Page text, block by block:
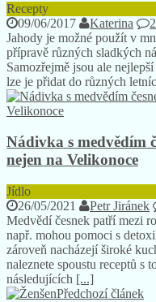
Recepty
09/06/2017
Katerina
2
Jahody je možné použít v
přípravě různých sladkých
Samozřejmě jsou ale
lze je přidat do různých
Nádivka s medvědím
nejen na Velikonoce
Jídlo
26/05/2021
Petr Jiránek
Medvědí česnek patří mezi
např. mohou pomoci s
zároveň nacházejí široké
naleznete spoustu receptů s
následujících [...]
Předchozí článek